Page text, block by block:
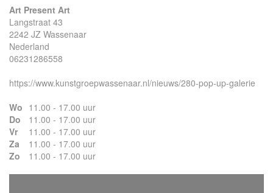
Art Present Art
Langstraat 43
2242 JZ Wassenaar
Nederland
06231286558
https://www.kunstgroepwassenaar.nl/nieuws/280-pop-up-galerie
Wo 11.00 - 17.00 uur
Do
11.00 - 17.00 uur
Vr
11.00 - 17.00 uur
Za
11.00 - 17.00 uur
Zo
11.00 - 17.00 uur